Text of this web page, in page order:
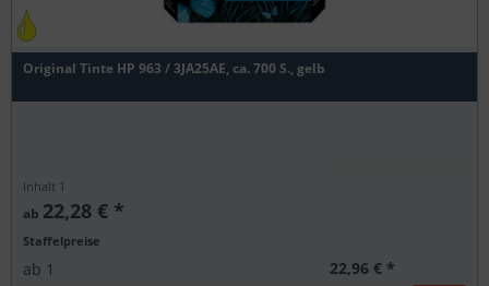
Original Tinte HP 963 / 3JA25AE, ca. 700 S., gelb
Inhalt 1
ab 22,28 € *
Staffelpreise
ab 1
22,96 € *